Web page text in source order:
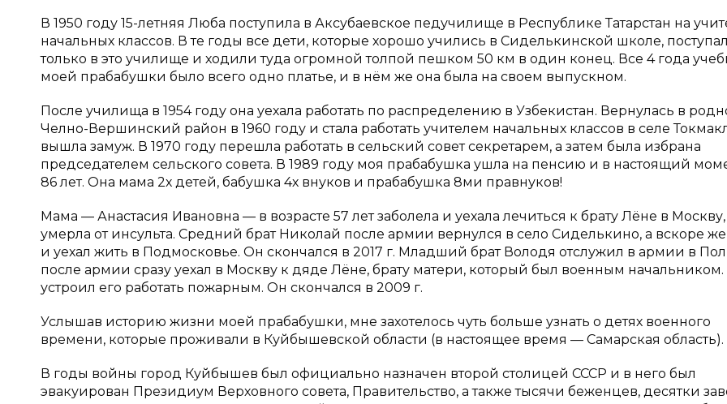
В 1950 году 15-летняя Люба поступила в Аксубаевское педучилище в Республике Татарстан на
начальных классов. В те годы все дети, которые хорошо учились в Сиделькинской школе,
только в это училище и ходили туда огромной толпой пешком 50 км в один конец. Все 4 года
моей прабабушки было всего одно платье, и в нём же она была на своем выпускном.
После училища в 1954 году она уехала работать по распределению в Узбекистан. Вернулась в
Челно-Вершинский район в 1960 году и стала работать учителем начальных классов в селе
вышла замуж. В 1970 году перешла работать в сельский совет секретарем, а затем была избрана
председателем сельского совета. В 1989 году моя прабабушка ушла на пенсию и в настоящий
86 лет. Она мама 2х детей, бабушка 4х внуков и прабабушка 8ми правнуков!
Мама — Анастасия Ивановна — в возрасте 57 лет заболела и уехала лечиться к брату Лёне в Москву,
умерла от инсульта. Средний брат Николай после армии вернулся в село Сиделькино, а вскоре
и уехал жить в Подмосковье. Он скончался в 2017 г. Младший брат Володя отслужил в армии в
после армии сразу уехал в Москву к дяде Лёне, брату матери, который был военным
устроил его работать пожарным. Он скончался в 2009 г.
Услышав историю жизни моей прабабушки, мне захотелось чуть больше узнать о детях военного
времени, которые проживали в Куйбышевской области (в настоящее время — Самарская область).
В годы войны город Куйбышев был официально назначен второй столицей СССР и в него был
эвакуирован Президиум Верховного совета, Правительство, а также тысячи беженцев, десятки